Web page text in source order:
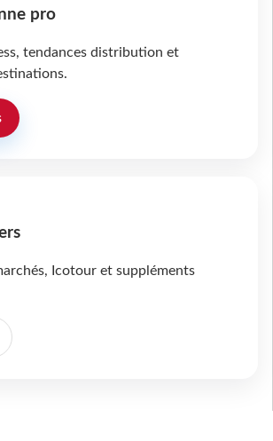
pro
tendances distribution et
Icotour et suppléments